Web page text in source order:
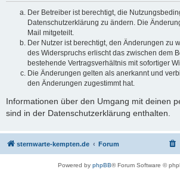
Der Betreiber ist berechtigt, die
Datenschutzerklärung zu ändern. Die
Mail mitgeteilt.
Der Nutzer ist berechtigt, den Änderungen zu
des Widerspruchs erlischt das zwischen dem
bestehende Vertragsverhältnis mit sofortiger
Die Änderungen gelten als anerkannt und
den Änderungen zugestimmt hat.
Informationen über den Umgang mit deinen
sind in der Datenschutzerklärung enthalten.
sternwarte-kempten.de Forum
Powered by phpBB® Forum Software ©